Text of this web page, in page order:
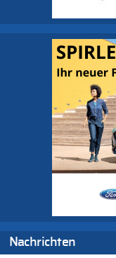
Nachrichten